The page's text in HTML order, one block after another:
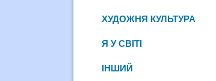
ХУДОЖНЯ КУЛЬТУРА
Я У СВІТІ
ІНШИЙ